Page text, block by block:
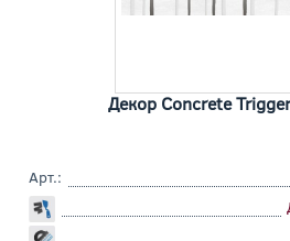
Декор Concrete
Арт.: